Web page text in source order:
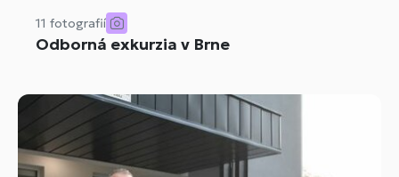
11 fotografií
Odborná exkurzia v Brne